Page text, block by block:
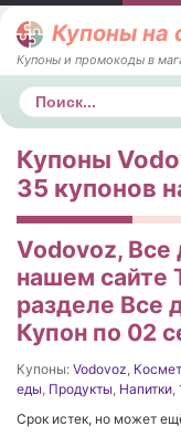
Купоны на
Купоны и промокоды в
Поиск
Купоны
35 купонов
Vodovoz, Все
нашем сайте
разделе Все
Купон по 02
Купоны: Vodovoz,
еды, Продукты, Напитки,
Срок истек, но может